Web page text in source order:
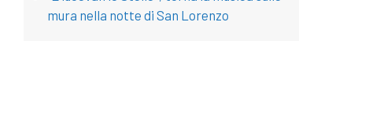
mura nella notte di San Lorenzo